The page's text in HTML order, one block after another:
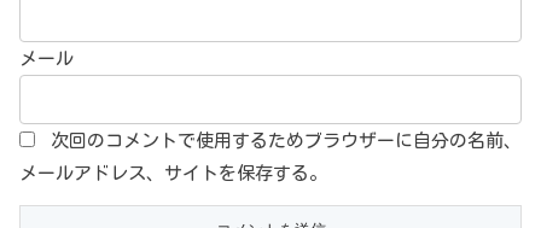
メール
次回のコメントで使用するためブラウザーに自分の名前、
メールアドレス、サイトを保存する。